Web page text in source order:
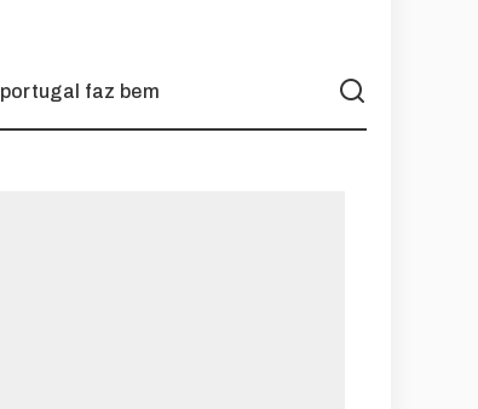
portugal faz bem